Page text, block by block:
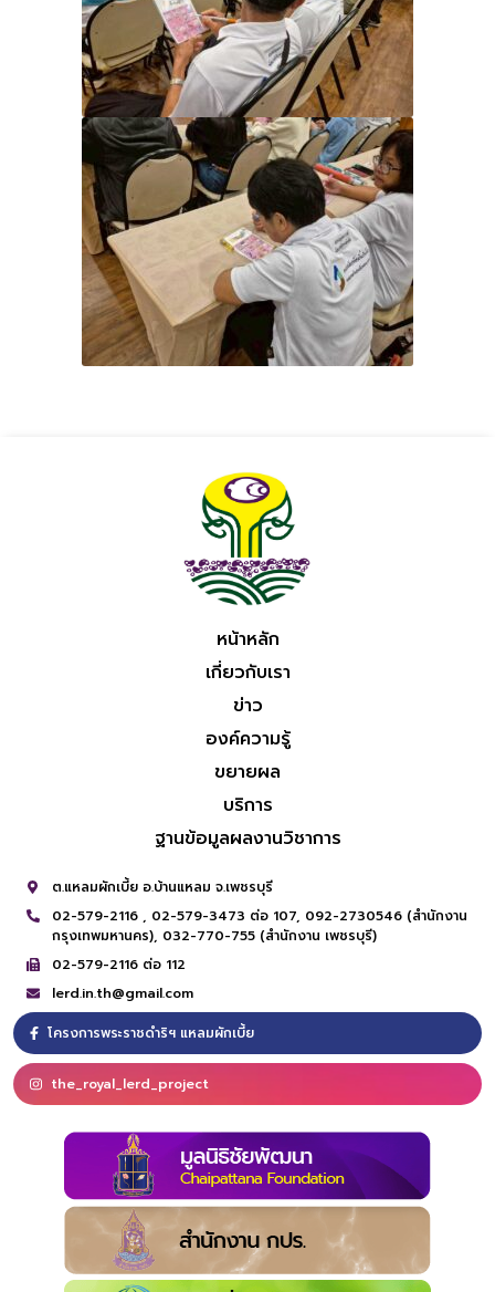
หน้าหลัก
เกี่ยวกับเรา
ข่าว
องค์ความรู้
ขยายผล
บริการ
ฐานข้อมูลผลงานวิชาการ
ต.แหลมผักเบี้ย อ.บ้านแหลม จ.เพชรบุรี
02-579-2116 , 02-579-3473 ต่อ 107, 092-2730546 (สำนักงาน
กรุงเทพมหานคร), 032-770-755 (สำนักงาน เพชรบุรี)
02-579-2116 ต่อ 112
lerd.in.th@gmail.com
โครงการพระราชดำริฯ แหลมผักเบี้ย
the_royal_lerd_project